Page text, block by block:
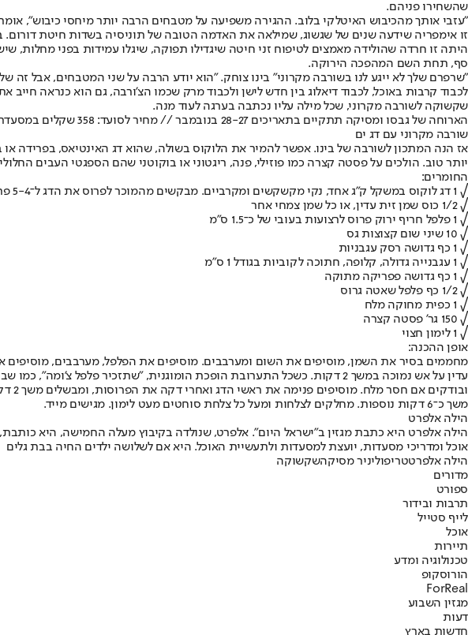
שהשחירו פניהם.
"עזבי אותך מהכיבוש האיטלקי בלוב. ההגירה משפיעה על מטבחים הרבה יותר מיחסי כיבוש",
זו אימפריה שידעה שנים של שגשוג, שמילאה את האדמה הטובה של תוניסיה בשדות חיטת
היתה זו חרדה שהולידה מאמצים לטיפוח זני חיטה שיגדילו תפוקה, שיגלו עמידות בפני מחלות,
סף, תחת השם המהפכה הירוקה.
"שרפרם שלך לא ייגע לנו בשורבה מקרוני" בינו צוחק. "הוא יודע הרבה על שני המטבחים, אבל זה שלנו.
לכבוד קרבות באוכל, לכבוד דיאלוג בין חדש לישן ולכבוד מרק שכמו הצ'ורבה, גם הוא כנראה
שקשוקה לשורבה מקרוני, שכל מילה עליו נכתבה בערגה לעוד מנה.
הארוחה של גבסו ומסיקה תתקיים בתאריכים 28-27 בנובמבר // מחיר לסועד: 358 שקלים במסעדת "תמנע", לילינבלום 24, תל אביב
שורבה מקרוני עם דג ים
יותר טוב. הולכים על פסטה קצרה כמו פוזילי, פנה, ריגטוני או בוקוטני שהם הספגטי העבים החלולים לאורכם -
החומרים:
√ 1 דג לוקוס במשקל ק"ג אחד, נקי מקשקשים ומקרביים. מבקשים מהמוכר לפרוס את הדג ל־5-4 פרוסות כולל הזנב, ולחצות את הראש לאורכו.
√ 1/2 כוס שמן זית עדין, או כל שמן צמחי אחר
√ 1 פלפל חריף ירוק פרוס לרצועות בעובי של כ־1.5 ס"מ
√ 10 שיני שום קצוצות גס
√ 1 כף גדושה רסק עגבניות
√ 1 עגבנייה גדולה, קלופה, חתוכה לקוביות בגודל 1 ס"מ
√ 1 כף גדושה פפריקה מתוקה
√ 1/2 כף פלפל שאטה גרוס
√ 1 כפית מחוקה מלח
√ 150 גר' פסטה קצרה
√ 1 לימון חצוי
אופן ההכנה:
מחממים בסיר את השמן, מוסיפים את השום ומערבבים. מוסיפים את הפלפל, מערבבים,
משך כ־6 דקות נוספות. מחלקים לצלחות ומעל כל צלחת סוחטים מעט לימון. מגישים מייד.
הילה אלפרט
הילה אלפרט היא כתבת מגזין ב"ישראל היום". אלפרט, שנולדה בקיבוץ מעלה החמישה, היא
אוכל ומדריכי מסעדות, יועצת למסעדות ולתעשיית האוכל. היא אם לשלושה ילדים החיה בבת גלים
הילה אלפרטטריפוליניר מסיקהשקשוקה
מדורים
ספורט
תרבות ובידור
לייף סטייל
אוכל
תיירות
טכנולוגיה ומדע
הורוסקופ
ForReal
מגזין השבוע
דעות
חדשות בארץ